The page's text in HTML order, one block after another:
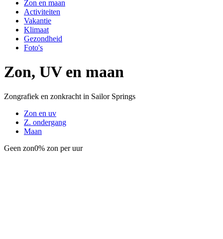
Zon en maan
Activiteiten
Vakantie
Klimaat
Gezondheid
Foto's
Zon, UV en maan
Zongrafiek en zonkracht in Sailor Springs
Zon en uv
Z. ondergang
Maan
Geen zon0% zon per uur